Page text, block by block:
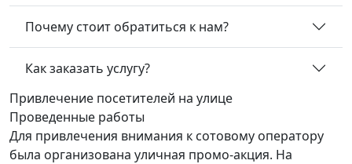
Почему стоит обратиться к нам?
Как заказать услугу?
Привлечение посетителей на улице
Проведенные работы
Для привлечения внимания к сотовому оператору
была организована уличная промо-акция. На